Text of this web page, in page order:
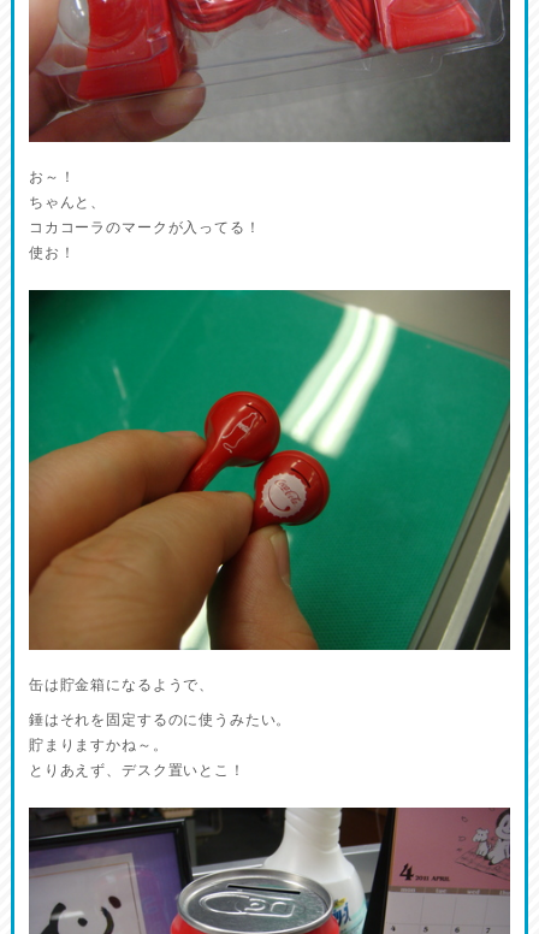
お～！
ちゃんと、
コカコーラのマークが入ってる！
使お！
缶は貯金箱になるようで、
錘はそれを固定するのに使うみたい。
貯まりますかね～。
とりあえず、デスク置いとこ！